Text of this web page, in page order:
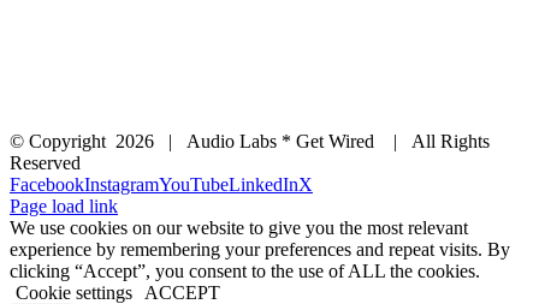
© Copyright 2026 | Audio Labs * Get Wired | All Rights
Reserved
FacebookInstagramYouTubeLinkedInX
Page load link
We use cookies on our website to give you the most relevant
experience by remembering your preferences and repeat visits. By
clicking “Accept”, you consent to the use of ALL the cookies.
Cookie settings
ACCEPT